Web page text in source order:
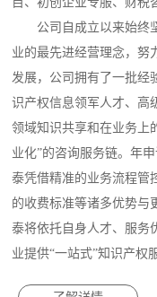
公司自成立以来始终
业的最先进经营理念，努
发展，公司拥有了一批经
识产权信息领军人才、高
领域知识共享和在业务上
业化”的咨询服务链。年
泰凭借精准的业务流程管
的收费标准等诸多优势与
泰将依托自身人才、服务
业提供“一站式”知识产权